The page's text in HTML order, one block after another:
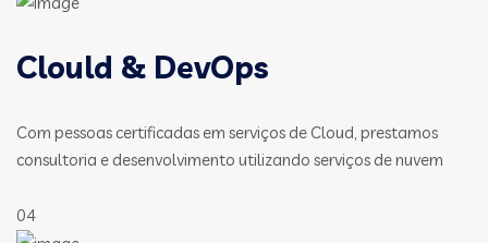
Clould & DevOps
Com pessoas certificadas em serviços de Cloud, prestamos
consultoria e desenvolvimento utilizando serviços de nuvem
04